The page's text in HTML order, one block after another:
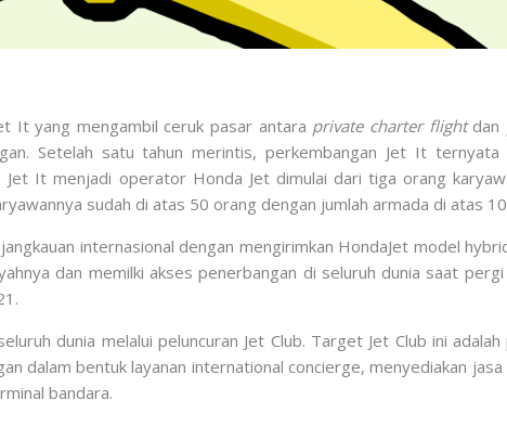
It yang mengambil ceruk pasar antara private charter flightdan
Setelah satu tahun merintis, perkembangan Jet It
It menjadi operator Honda Jet dimulai dari tiga orang
sudah di atas 50 orang dengan jumlah armada di atas
internasional dengan mengirimkan HondaJet model
dan memilki akses penerbangan di seluruh dunia saat pergi
dunia melalui peluncuran Jet Club. Target Jet Club ini
dalam bentuk layanan international concierge, menyediakan
bandara.